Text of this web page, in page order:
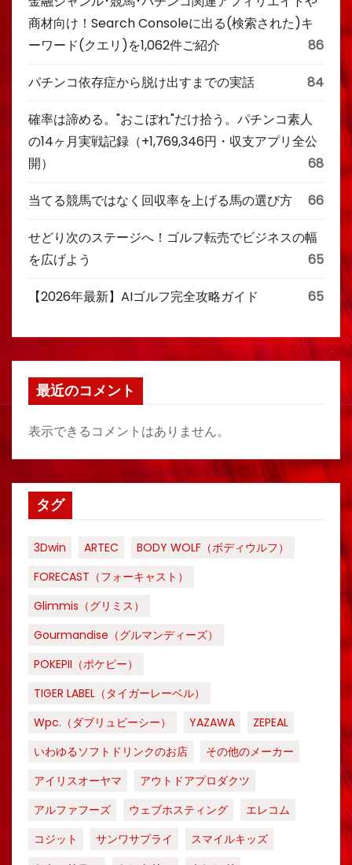
商材向け！Search Consoleに出る(検索された)キ
ーワード(クエリ)を1,062件ご紹介
86
パチンコ依存症から脱け出すまでの実話 84
確率は諦める。"おこぼれ"だけ拾う。パチンコ素人
の14ヶ月実戦記録（+1,769,346円・収支アプリ全公
開）
68
当てる競馬ではなく回収率を上げる馬の選び方 66
せどり次のステージへ！ゴルフ転売でビジネスの幅
を広げよう
65
【2026年最新】AIゴルフ完全攻略ガイド 65
最近のコメント
表示できるコメントはありません。
タグ
3Dwin ARTEC
BODY WOLF（ボディウルフ）
FORECAST（フォーキャスト）
Glimmis（グリミス）
Gourmandise（グルマンディーズ）
POKEPII（ポケピー）
TIGER LABEL（タイガーレーベル）
Wpc.（ダブリュピーシー）
YAZAWA
ZEPEAL
いわゆるソフトドリンクのお店
その他のメーカー
アイリスオーヤマ
アウトドアプロダクツ
アルファフーズ
ウェブホスティング
エレコム
コジット
サンワサプライ
スマイルキッズ